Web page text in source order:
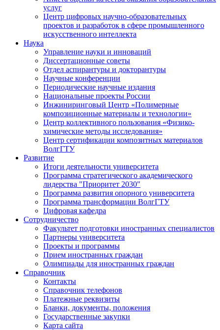
услуг
Центр цифровых научно-образовательных
проектов и разработок в сфере промышленного
искусственного интеллекта
Наука
Управление науки и инноваций
Диссертационные советы
Отдел аспирантуры и докторантуры
Научные конференции
Периодические научные издания
Национальные проекты России
Инжиниринговый Центр «Полимерные
композиционные материалы и технологии»
Центр коллективного пользования «Физико-
химические методы исследования»
Центр сертификации композитных материалов
ВолгГТУ
Развитие
Итоги деятельности университета
Программа стратегического академического
лидерства "Приоритет 2030"
Программа развития опорного университета
Программа трансформации ВолгГТУ
Цифровая кафедра
Сотрудничество
Факультет подготовки иностранных специалистов
Партнеры университета
Проекты и программы
Прием иностранных граждан
Олимпиады для иностранных граждан
Справочник
Контакты
Справочник телефонов
Платежные реквизиты
Бланки, документы, положения
Государственные закупки
Карта сайта